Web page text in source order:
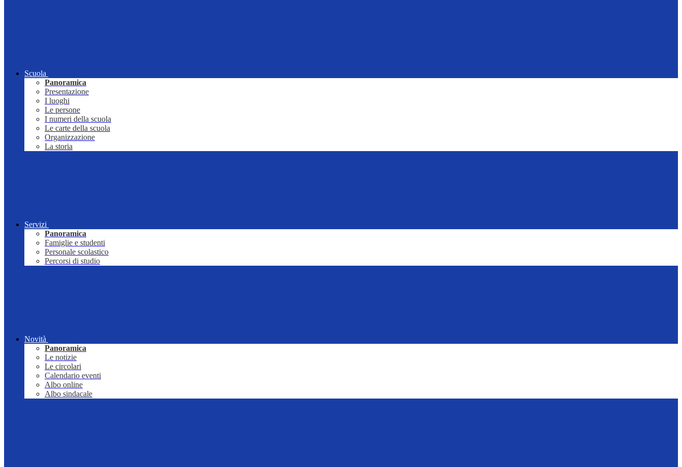
Scuola
Panoramica
Presentazione
I luoghi
Le persone
I numeri della scuola
Le carte della scuola
Organizzazione
La storia
Servizi
Panoramica
Famiglie e studenti
Personale scolastico
Percorsi di studio
Novità
Panoramica
Le notizie
Le circolari
Calendario eventi
Albo online
Albo sindacale